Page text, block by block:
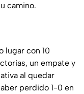
camino.
lugar con 10
un empate y
al quedar
perdido 1-0 en